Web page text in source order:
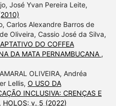
José Yvan Pereira Leite,
Carlos Alexandre Barros de
Oliveira, Cassio José da Silva,
DO COFFEA
DA MATA PERNAMBUCANA ,
OLIVEIRA, Andréa
Lellis, O USO DA
INCLUSIVA: CRENÇAS E
, HOLOS: v. 5 (2022)